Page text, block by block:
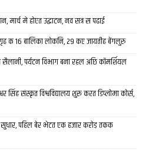
मे होएत उद्घाटन, नव सत्र स पढाई
क 16 बालिका लोकनि, 29 कए जायतीह बेंगलुरु
पर्यटन विभाग बना रहल अछि कॉमर्शियल
सिंह संस्कृत विश्वविद्यालय शुरू करत डिप्लोमा कोर्स,
सुधार, पहिल बेर भेटत एक हजार करोड़ तकक